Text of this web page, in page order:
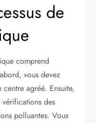
de
comprend
vous devez
centre agréé. Ensuite,
vérifications des
polluantes. Vous